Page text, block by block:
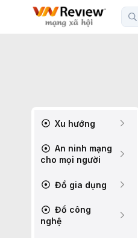
Xu hướng
An ninh mạng
cho mọi người
Đồ gia dụng
Đồ công
nghệ